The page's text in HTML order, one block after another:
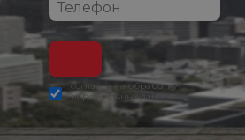
согласен на обработку
персональных данных